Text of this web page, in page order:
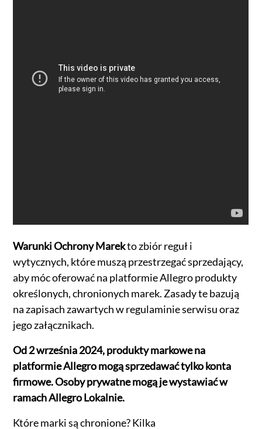
Warunki Ochrony Marekto zbiór reguł i
wytycznych, które muszą przestrzegać sprzedający,
aby móc oferować na platformie Allegro produkty
określonych, chronionych marek. Zasady te bazują
na zapisach zawartych w regulaminie serwisu oraz
jego załącznikach.
Od 2 września 2024, produkty markowe na
platformie Allegro mogą sprzedawać tylko konta
firmowe. Osoby prywatne mogą je wystawiać w
ramach Allegro Lokalnie.
Które marki są chronione? Kilka